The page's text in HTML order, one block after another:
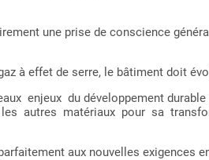
une prise de conscience
à effet de serre, le bâtiment doit
du développement durable
autres matériaux pour sa
aux nouvelles exigences